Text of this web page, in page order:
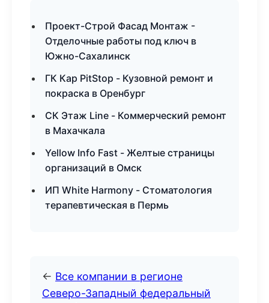
Проект-Строй Фасад Монтаж -
Отделочные работы под ключ в
Южно-Сахалинск
ГК Кар PitStop - Кузовной ремонт и
покраска в Оренбург
СК Этаж Line - Коммерческий ремонт
в Махачкала
Yellow Info Fast - Желтые страницы
организаций в Омск
ИП White Harmony - Стоматология
терапевтическая в Пермь
← Все компании в регионе
Северо-Западный федеральный